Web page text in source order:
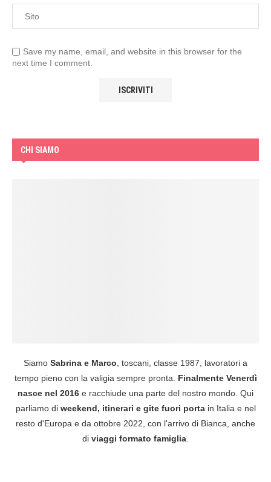
Save my name, email, and website in this browser for the
next time I comment.
CHI SIAMO
Siamo Sabrina e Marco, toscani, classe 1987, lavoratori a
tempo pieno con la valigia sempre pronta. Finalmente Venerdì
nasce nel 2016 e racchiude una parte del nostro mondo. Qui
parliamo di weekend, itinerari e gite fuori portain Italia e nel
resto d'Europa e da ottobre 2022, con l'arrivo di Bianca, anche
di viaggi formato famiglia.